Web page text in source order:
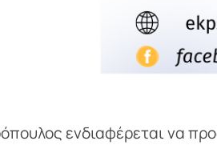
ενδιαφέρεται να